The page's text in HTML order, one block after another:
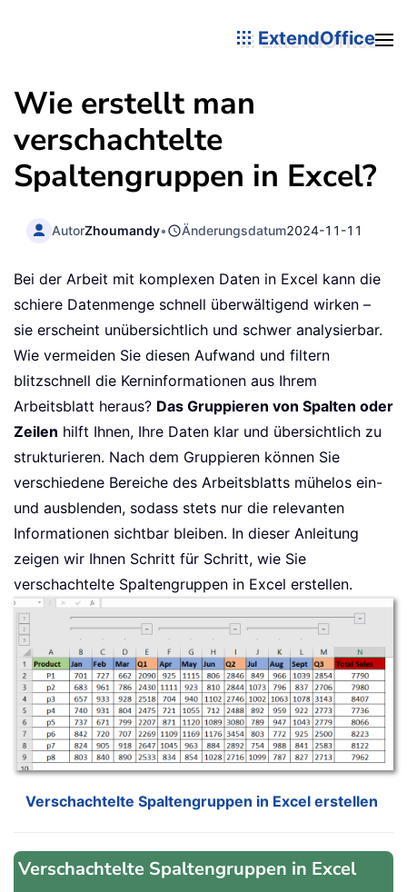
ExtendOffice
Wie erstellt man
verschachtelte
Spaltengruppen in Excel?
AutorZhoumandy• Änderungsdatum2024-11-11
Bei der Arbeit mit komplexen Daten in Excel kann die
schiere Datenmenge schnell überwältigend wirken –
sie erscheint unübersichtlich und schwer analysierbar.
Wie vermeiden Sie diesen Aufwand und filtern
blitzschnell die Kerninformationen aus Ihrem
Arbeitsblatt heraus? Das Gruppieren von Spalten oder
Zeilen hilft Ihnen, Ihre Daten klar und übersichtlich zu
strukturieren. Nach dem Gruppieren können Sie
verschiedene Bereiche des Arbeitsblatts mühelos ein-
und ausblenden, sodass stets nur die relevanten
Informationen sichtbar bleiben. In dieser Anleitung
zeigen wir Ihnen Schritt für Schritt, wie Sie
verschachtelte Spaltengruppen in Excel erstellen.
Verschachtelte Spaltengruppen in Excel erstellen
Verschachtelte Spaltengruppen in Excel